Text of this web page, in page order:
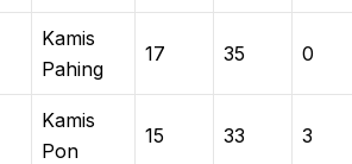
Kamis
Pahing
17 35 0
Kamis
Pon
15 33 3